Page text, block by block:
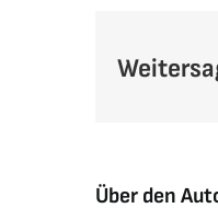
Über den